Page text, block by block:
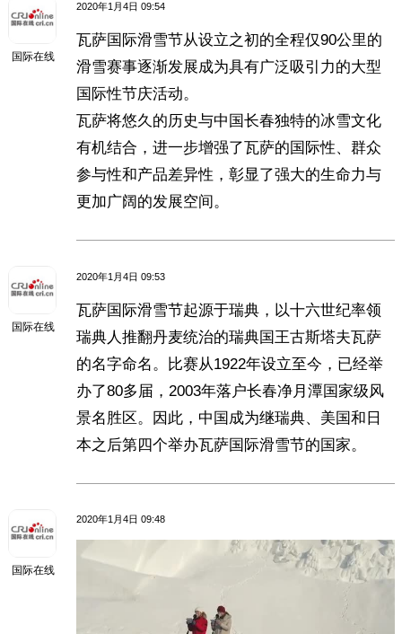
国际在线
2020年1月4日 09:54
瓦萨国际滑雪节从设立之初的全程仅90公里的
滑雪赛事逐渐发展成为具有广泛吸引力的大型
国际性节庆活动。
瓦萨将悠久的历史与中国长春独特的冰雪文化
有机结合，进一步增强了瓦萨的国际性、群众
参与性和产品差异性，彰显了强大的生命力与
更加广阔的发展空间。
国际在线
2020年1月4日 09:53
瓦萨国际滑雪节起源于瑞典，以十六世纪率领
瑞典人推翻丹麦统治的瑞典国王古斯塔夫瓦萨
的名字命名。比赛从1922年设立至今，已经举
办了80多届，2003年落户长春净月潭国家级风
景名胜区。因此，中国成为继瑞典、美国和日
本之后第四个举办瓦萨国际滑雪节的国家。
国际在线
2020年1月4日 09:48